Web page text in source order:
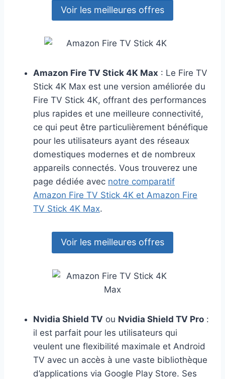
Voir les meilleures offres
Amazon Fire TV Stick 4K Max : Le Fire TV
Stick 4K Max est une version améliorée du
Fire TV Stick 4K, offrant des performances
plus rapides et une meilleure connectivité,
ce qui peut être particulièrement bénéfique
pour les utilisateurs ayant des réseaux
domestiques modernes et de nombreux
appareils connectés. Vous trouverez une
page dédiée avec notre comparatif
Amazon Fire TV Stick 4K et Amazon Fire
TV Stick 4K Max.
Voir les meilleures offres
Nvidia Shield TV ou Nvidia Shield TV Pro :
il est parfait pour les utilisateurs qui
veulent une flexibilité maximale et Android
TV avec un accès à une vaste bibliothèque
d’applications via Google Play Store. Ses